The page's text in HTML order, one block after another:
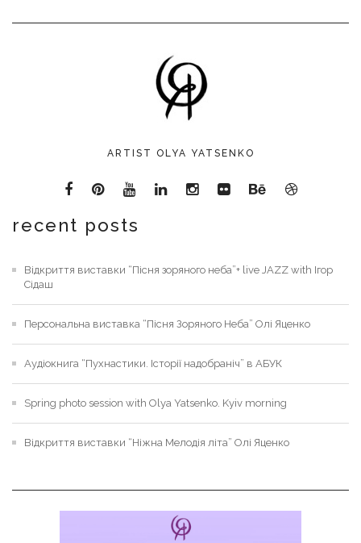
ARTIST OLYA YATSENKO
recent posts
Відкриття виставки “Пісня зоряного неба”+ live JAZZ with Ігор
Сідаш
Персональна виставка “Пісня Зоряного Неба” Олі Яценко
Аудіокнига “Пухнастики. Історії надобраніч” в АБУК
Spring photo session with Olya Yatsenko. Kyiv morning
Відкриття виставки “Ніжна Мелодія літа” Олі Яценко